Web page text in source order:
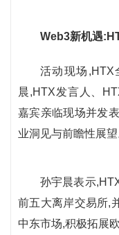
Web3新机遇
活动现场,HTX
晨,HTX发言人、
嘉宾亲临现场并发
业洞见与前瞻性展望
孙宇晨表示
前五大离岸交易所,
中东市场,积极拓展